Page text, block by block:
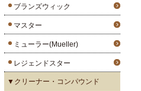
ブランズウィック
マスター
ミューラー(Mueller)
レジェンドスター
▼クリーナー・コンパウンド